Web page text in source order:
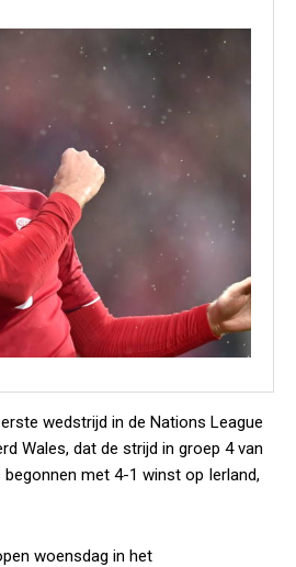
wedstrijd in de Nations League
Wales, dat de strijd in groep 4 van
met 4-1 winst op Ierland,
woensdag in het